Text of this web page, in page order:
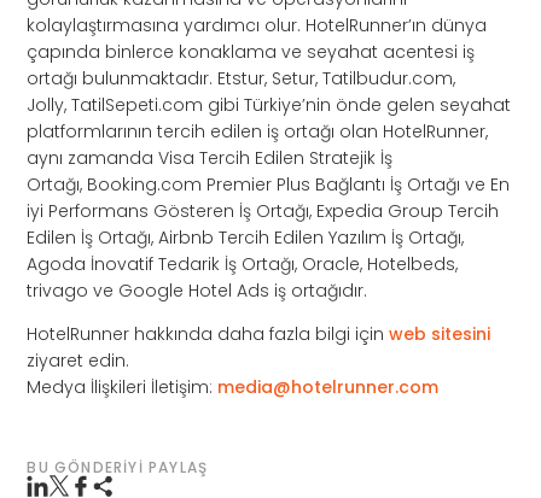
kolaylaştırmasına yardımcı olur. HotelRunner’ın dünya
çapında binlerce konaklama ve seyahat acentesi iş
ortağı bulunmaktadır. Etstur, Setur, Tatilbudur.com,
Jolly, TatilSepeti.com gibi Türkiye’nin önde gelen seyahat
platformlarının tercih edilen iş ortağı olan HotelRunner,
aynı zamanda Visa Tercih Edilen Stratejik İş
Ortağı, Booking.com Premier Plus Bağlantı İş Ortağı ve En
iyi Performans Gösteren İş Ortağı, Expedia Group Tercih
Edilen İş Ortağı, Airbnb Tercih Edilen Yazılım İş Ortağı,
Agoda İnovatif Tedarik İş Ortağı, Oracle, Hotelbeds,
trivago ve Google Hotel Ads iş ortağıdır.
HotelRunner hakkında daha fazla bilgi içinweb sitesini
ziyaret edin.
Medya İlişkileri İletişim: media@hotelrunner.com
BU GÖNDERIYI PAYLAŞ